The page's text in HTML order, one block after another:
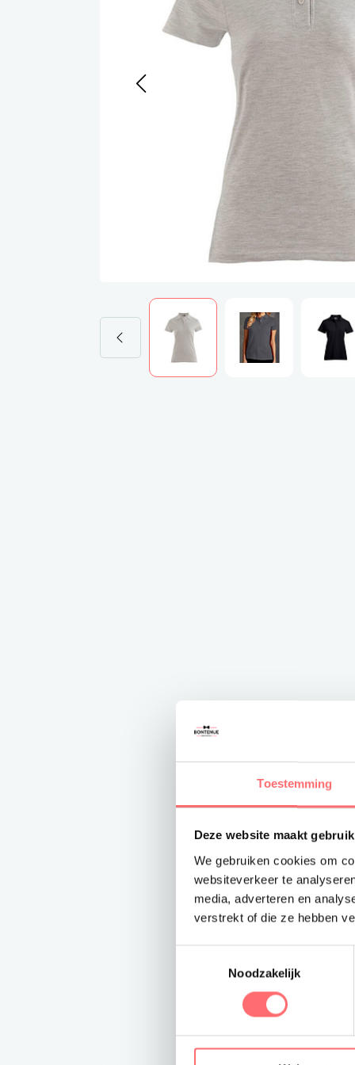
Toestemming
Deze website maakt
We gebruiken cookies om
websiteverkeer te
media, adverteren en
verstrekt of die ze hebben
Noodzakelijk